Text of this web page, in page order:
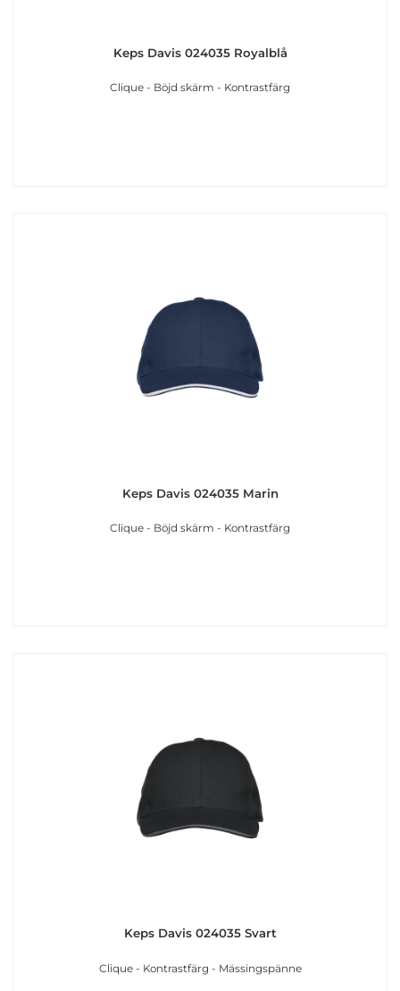
Keps Davis 024035 Royalblå
Clique - Böjd skärm - Kontrastfärg
Keps Davis 024035 Marin
Clique - Böjd skärm - Kontrastfärg
Keps Davis 024035 Svart
Clique - Kontrastfärg - Mässingspänne